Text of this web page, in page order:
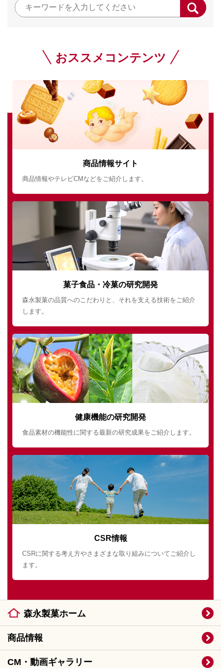
おススメコンテンツ
商品情報サイト
商品情報やテレビCMなどをご紹介します。
菓子食品・冷菓の研究開発
森永製菓の品質へのこだわりと、それを支える技術をご紹介
します。
健康機能の研究開発
食品素材の機能性に関する最新の研究成果をご紹介します。
CSR情報
CSRに関する考え方やさまざまな取り組みについてご紹介し
ます。
森永製菓ホーム
商品情報
CM・動画ギャラリー